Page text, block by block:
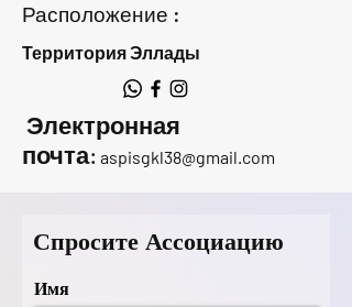
Расположение :
Территория Эллады
Электронная
почта: aspisgkl38@gmail.com
Спросите Ассоциацию
Имя